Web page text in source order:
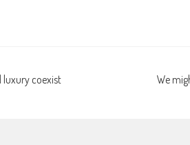
luxury coexist We